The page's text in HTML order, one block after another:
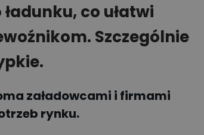
co ułatwi
Szczególnie
załadowcami i firmami
rynku.